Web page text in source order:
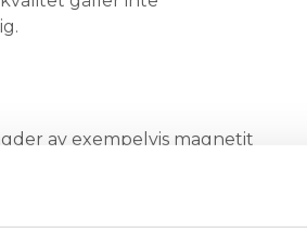
av exempelvis magnetit
leda till att
packar igen. Det här